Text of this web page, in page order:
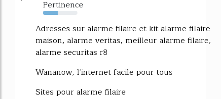
Pertinence
43%
Adresses sur alarme filaire et kit alarme filaire
maison, alarme veritas, meilleur alarme filaire,
alarme securitas r8
Wananow, l'internet facile pour tous
Sites pour alarme filaire